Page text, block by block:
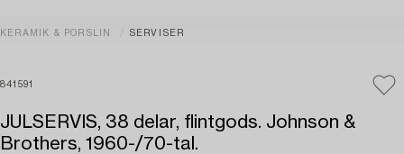
KERAMIK & PORSLIN SERVISER
841591
JULSERVIS, 38 delar, flintgods. Johnson &
Brothers, 1960-/70-tal.